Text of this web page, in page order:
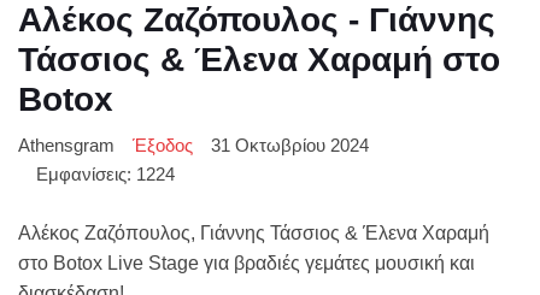
Αλέκος Ζαζόπουλος - Γιάννης
Τάσσιος & Έλενα Χαραμή στο
Botox
Athensgram Έξοδος
31 Οκτωβρίου 2024
Εμφανίσεις: 1224
Αλέκος Ζαζόπουλος, Γιάννης Τάσσιος & Έλενα Χαραμή
στο Botox Live Stage για βραδιές γεμάτες μουσική και